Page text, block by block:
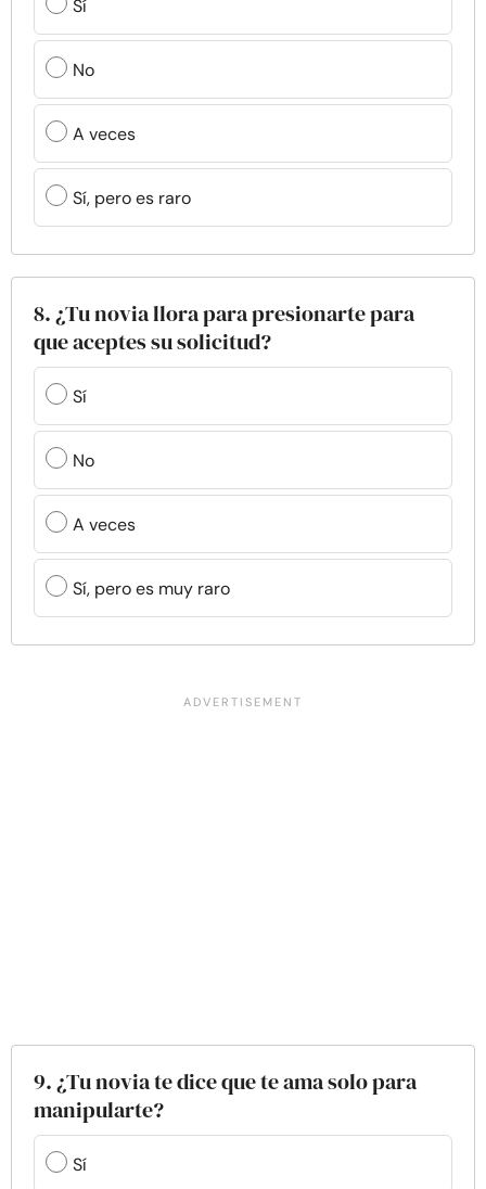
Sí
No
A veces
Sí, pero es raro
8. ¿Tu novia llora para presionarte para
que aceptes su solicitud?
Sí
No
A veces
Sí, pero es muy raro
9. ¿Tu novia te dice que te ama solo para
manipularte?
Sí